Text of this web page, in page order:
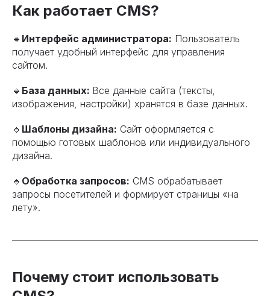
Как работает CMS?
🔹 Интерфейс администратора: Пользователь
получает удобный интерфейс для управления
сайтом.
🔹 База данных: Все данные сайта (тексты,
изображения, настройки) хранятся в базе данных.
🔹 Шаблоны дизайна: Сайт оформляется с
помощью готовых шаблонов или индивидуального
дизайна.
🔹 Обработка запросов: CMS обрабатывает
запросы посетителей и формирует страницы «на
лету».
Почему стоит использовать